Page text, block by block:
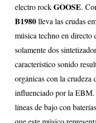
electro rockGOOSE.
B1980lleva las crudas
música techno en directo
solamente dos
característico sonido
orgánicas con la crudeza
influenciado por la EBM.
líneas de bajo con